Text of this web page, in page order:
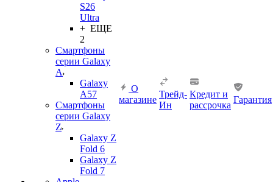
S26
Ultra
+ ЕЩЕ
2
Смартфоны
серии Galaxy
A
Galaxy
A57
Смартфоны
серии Galaxy
Z
Galaxy Z
Fold 6
Galaxy Z
Fold 7
О
магазине
Трейд-
Ин
Кредит и
рассрочка
Гарантия